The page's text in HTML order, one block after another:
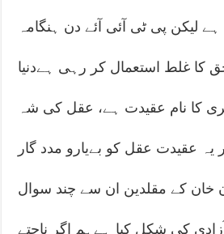
لیکن پی ٹی آئی آئے دن ہنگامہ
کا غلط استعمال کر رہی ہےدنیا
کا نام عقیدت ہے، عقل کی شہ
عقیدت عقل کو بےیارو مدد گار
خان کے مقلدین ان سے چند سوال
کی شکل کیا ہےہم اگر ناچتے